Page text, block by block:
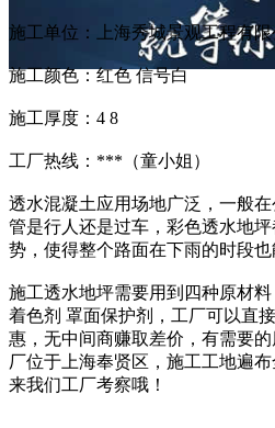
施工单位：上海秀城景观工程有
施工颜色：红色 信号白
施工厚度：4 8
工厂热线：***（童小姐）
透水混凝土应用场地广泛，一般
管是行人还是过车，彩色透水地
势，使得整个路面在下雨的时段
施工透水地坪需要用到四种原材
着色剂 罩面保护剂，工厂可以直
惠，无中间商赚取差价，有需要
厂位于上海奉贤区，施工工地遍
来我们工厂考察哦！